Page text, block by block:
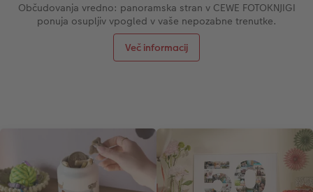
Občudovanja vredno: panoramska stran v CEWE FOTOKNJIGI
ponuja osupljiv vpogled v vaše nepozabne trenutke.
Več informacij